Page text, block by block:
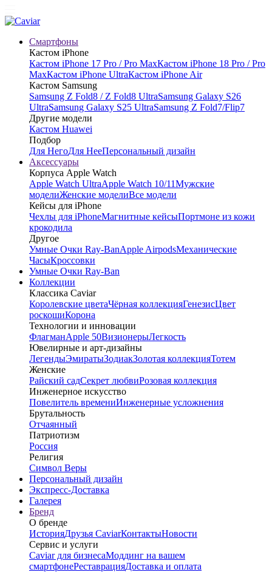
Смартфоны
Кастом iPhone
Кастом iPhone 17 Pro / Pro MaxКастом iPhone 18 Pro / Pro
MaxКастом iPhone UltraКастом iPhone Air
Кастом Samsung
Samsung Z Fold8 / Z Fold8 UltraSamsung Galaxy S26
UltraSamsung Galaxy S25 UltraSamsung Z Fold7/Flip7
Другие модели
Кастом Huawei
Подбор
Для НегоДля НееПерсональный дизайн
Аксессуары
Корпуса Apple Watch
Apple Watch UltraApple Watch 10/11Мужские
моделиЖенские моделиВсе модели
Кейсы для iPhone
Чехлы для iPhoneМагнитные кейсыПортмоне из кожи
крокодила
Другое
Умные Очки Ray-BanApple AirpodsМеханические
ЧасыКроссовки
Умные Очки Ray-Ban
Коллекции
Классика Caviar
Королевские цветаЧёрная коллекцияГенезисЦвет
роскошиКорона
Технологии и инновации
ФлагманApple 50ВизионерыЛегкость
Ювелирные и арт-дизайны
ЛегендыЭмиратыЗодиакЗолотая коллекцияТотем
Женские
Райский садСекрет любвиРозовая коллекция
Инженерное искусство
Повелитель времениИнженерные усложнения
Брутальность
Отчаянный
Патриотизм
Россия
Религия
Символ Веры
Персональный дизайн
Экспресс-Доставка
Галерея
Бренд
О бренде
ИсторияДрузья CaviarКонтактыНовости
Сервис и услуги
Caviar для бизнесаМоддинг на вашем
смартфонеРеставрацияДоставка и оплата